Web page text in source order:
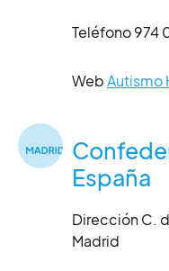
Teléfono 974
WebAutismo
España
Dirección C.
Madrid